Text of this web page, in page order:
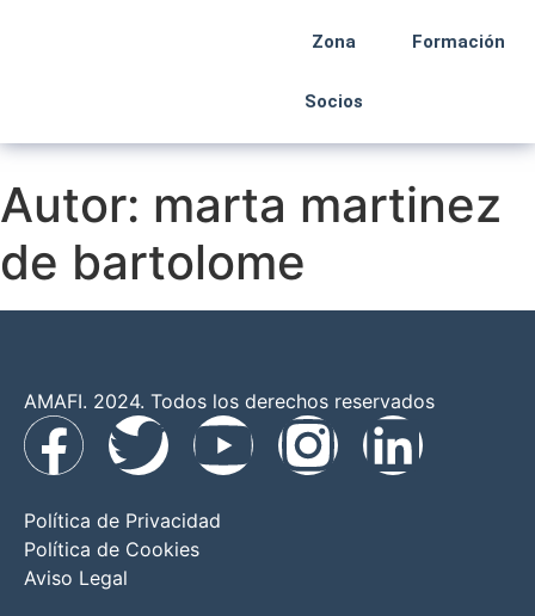
Zona
Socios
Formación
Autor: marta martinez
de bartolome
AMAFI. 2024. Todos los derechos reservados
Política de Privacidad
Política de Cookies
Aviso Legal